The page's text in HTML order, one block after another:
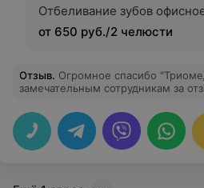
Отбеливание зубов
от 650 руб./2 челюсти
Отзыв. Огромное спасибо
замечательным сотрудникам за
приветливость, а также
улыбку. Желаю всего самого
сотрудникам и клинике!